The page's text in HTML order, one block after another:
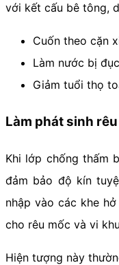
với kết cấu bê tông,
Cuốn theo cặn
Làm nước bị
Giảm tuổi thọ
Làm phát sinh
Khi lớp chống thấm
đảm bảo độ kín
nhập vào các khe
cho rêu mốc và vi
Hiện tượng này